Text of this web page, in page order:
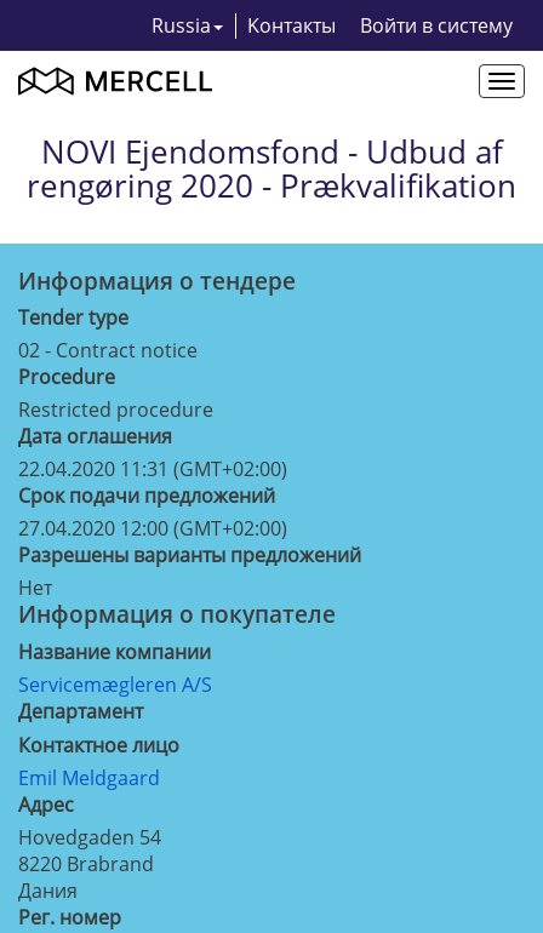
Russia Kонтакты Bойти в систему
NOVI Ejendomsfond - Udbud af
rengøring 2020 - Prækvalifikation
Информация о тендерe
Tender type
02 - Contract notice
Procedure
Restricted procedure
Дата оглашения
22.04.2020 11:31 (GMT+02:00)
Срок подачи предложений
27.04.2020 12:00 (GMT+02:00)
Разрешены варианты предложений
Нет
Информация о покупателе
Название компании
Servicemægleren A/S
Департамент
Контактное лицо
Emil Meldgaard
Aдрес
Hovedgaden 54
8220 Brabrand
Дания
Рег. номер